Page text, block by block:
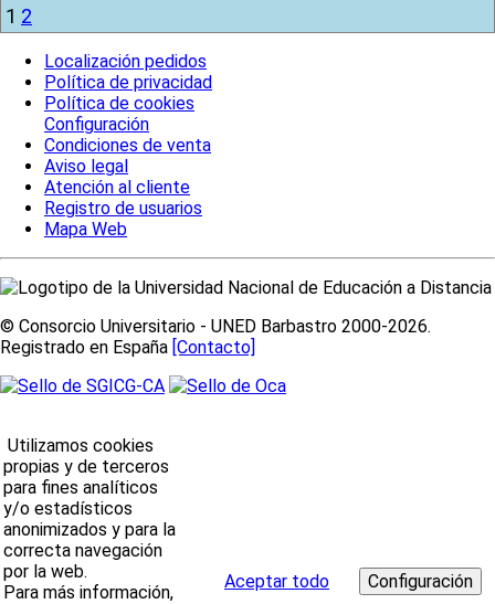
1 2
Localización pedidos
Política de privacidad
Política de cookies
Configuración
Condiciones de venta
Aviso legal
Atención al cliente
Registro de usuarios
Mapa Web
© Consorcio Universitario - UNED Barbastro 2000-2026.
Registrado en España [Contacto]
Utilizamos cookies
propias y de terceros
para fines analíticos
y/o estadísticos
anonimizados y para la
correcta navegación
por la web.
Para más información,
Aceptar todo